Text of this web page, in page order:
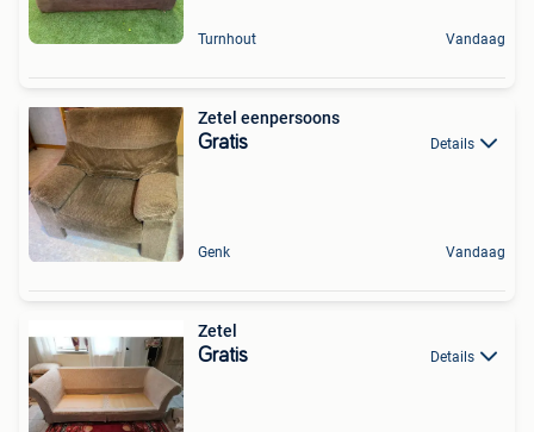
Turnhout Vandaag
Zetel eenpersoons
Gratis Details
Genk Vandaag
Zetel
Gratis Details